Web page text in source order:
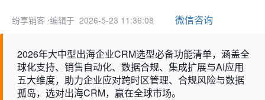
纷享销客 ⋅编辑于 2026-5-23 11:36:08 微信咨询
2026年大中型出海企业CRM选型必备功能清单，涵盖全
球化支持、销售自动化、数据合规、集成扩展与AI应用
五大维度，助力企业应对跨时区管理、合规风险与数据
孤岛，选对出海CRM，赢在全球市场。